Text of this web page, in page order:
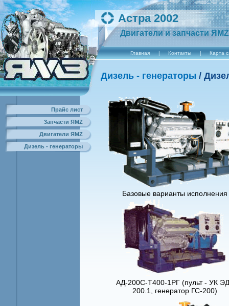
Астра 2002
Двигатели и запчасти ЯМZ
Главная | Контакты | Карта
Прайс лист
3апчасти ЯМZ
Двигатели ЯМZ
Дизель - генераторы
Дизель - генераторы /
Базовые варианты исполнения
АД-200С-Т400-1РГ (пульт - УК
200.1, генератор ГС-200)